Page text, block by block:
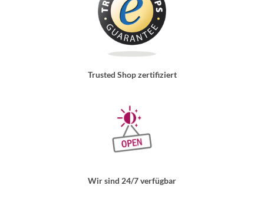
Trusted Shop zertifiziert
Wir sind 24/7 verfügbar